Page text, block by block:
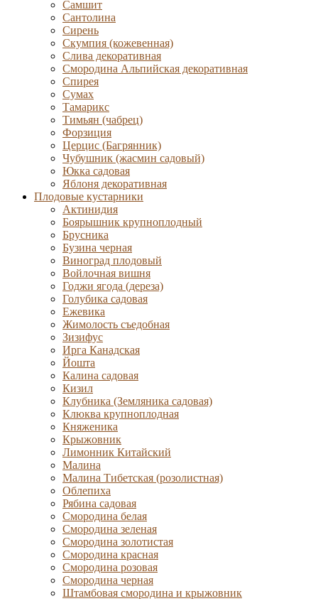
Самшит
Сантолина
Сирень
Скумпия (кожевенная)
Слива декоративная
Смородина Альпийская декоративная
Спирея
Сумах
Тамарикс
Тимьян (чабрец)
Форзиция
Церцис (Багрянник)
Чубушник (жасмин садовый)
Юкка садовая
Яблоня декоративная
Плодовые кустарники
Актинидия
Боярышник крупноплодный
Брусника
Бузина черная
Виноград плодовый
Войлочная вишня
Годжи ягода (дереза)
Голубика садовая
Ежевика
Жимолость съедобная
Зизифус
Ирга Канадская
Йошта
Калина садовая
Кизил
Клубника (Земляника садовая)
Клюква крупноплодная
Княженика
Крыжовник
Лимонник Китайский
Малина
Малина Тибетская (розолистная)
Облепиха
Рябина садовая
Смородина белая
Смородина зеленая
Смородина золотистая
Смородина красная
Смородина розовая
Смородина черная
Штамбовая смородина и крыжовник